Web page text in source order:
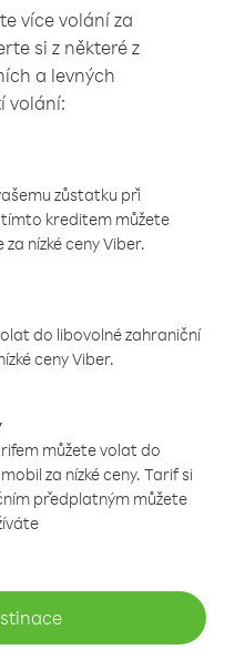
více volání za
si z některé z
a levných
volání:
zůstatku při
tímto kreditem můžete
nízké ceny Viber.
do libovolné zahraniční
ceny Viber.
můžete volat do
za nízké ceny. Tarif si
předplatným můžete